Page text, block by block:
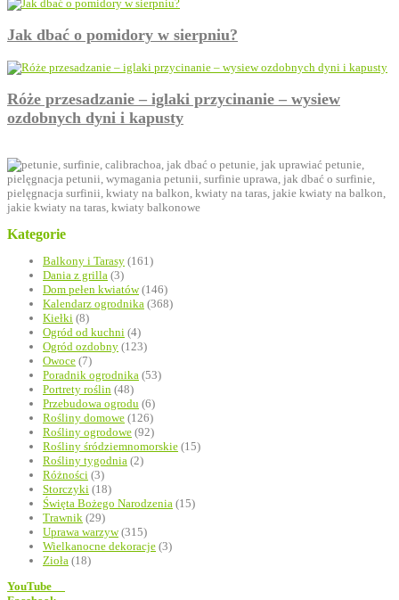
Jak dbać o pomidory w sierpniu?
Róże przesadzanie – iglaki przycinanie – wysiew
ozdobnych dyni i kapusty
Kategorie
Balkony i Tarasy (161)
Dania z grilla (3)
Dom pełen kwiatów(146)
Kalendarz ogrodnika (368)
Kiełki (8)
Ogród od kuchni (4)
Ogród ozdobny (123)
Owoce (7)
Poradnik ogrodnika (53)
Portrety roślin (48)
Przebudowa ogrodu (6)
Rośliny domowe (126)
Rośliny ogrodowe (92)
Rośliny śródziemnomorskie (15)
Rośliny tygodnia (2)
Różności (3)
Storczyki (18)
Święta Bożego Narodzenia (15)
Trawnik (29)
Uprawa warzyw(315)
Wielkanocne dekoracje (3)
Zioła (18)
YouTube